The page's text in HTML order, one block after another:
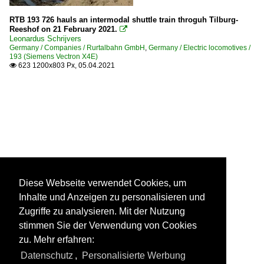
RTB 193 726 hauls an intermodal shuttle train throguh Tilburg-
Reeshof on 21 February 2021. 
Leonardus Schrijvers
Germany / Companies / Rurtalbahn GmbH, Germany / Electric locomotives /
193 (Siemens Vectron X4E)
 623 1200x803 Px, 05.04.2021
Diese Webseite verwendet Cookies, um
Inhalte und Anzeigen zu personalisieren und
Zugriffe zu analysieren. Mit der Nutzung
stimmen Sie der Verwendung von Cookies
zu. Mehr erfahren:
Datenschutz , Personalisierte Werbung